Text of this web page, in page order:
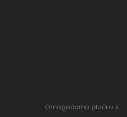
Omogočamo plačilo s: